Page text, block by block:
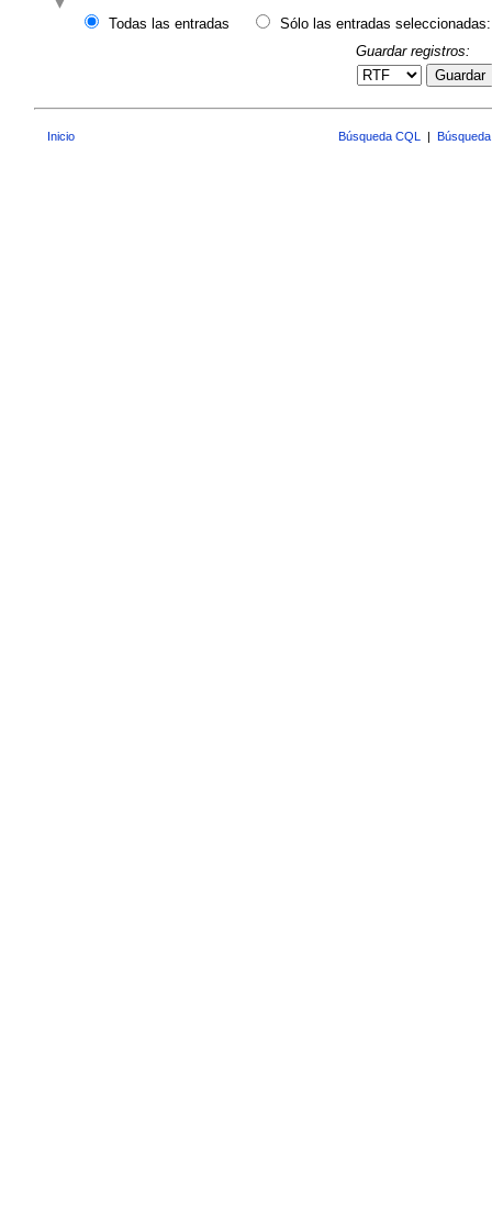
Todas las entradas
Sólo las entradas seleccionadas:
Guardar registros:
Guardar
Inicio Búsqueda CQL